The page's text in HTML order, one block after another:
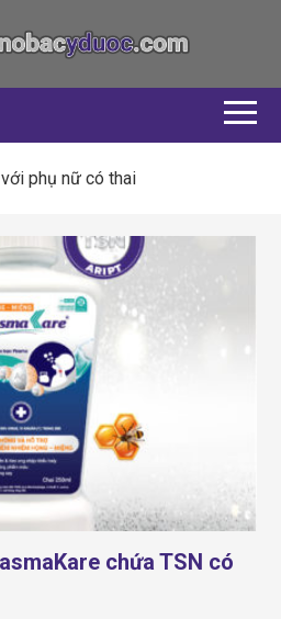
phụ nữ có thai
chứa TSN có